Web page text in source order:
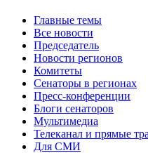
Главные темы
Все новости
Председатель
Новости регионов
Комитеты
Сенаторы в регионах
Пресс-конференции
Блоги сенаторов
Мультимедиа
Телеканал и прямые
Для СМИ